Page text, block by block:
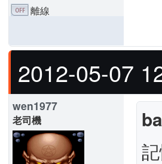
離線
2012-05-07
wen1977
老司機